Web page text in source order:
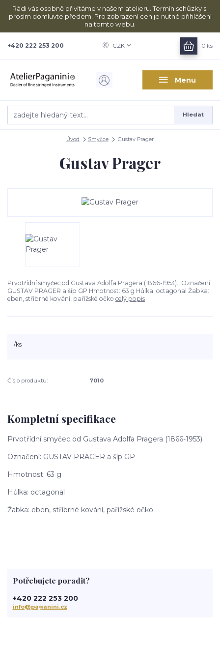
Rádi vás osobně přivítáme v našem atelieru. Termín schůzky si
prosím domluvte předem. Pro zobrazení cen je nutné přihlášení
na tomto webu.
Menu
CZK
Hledat
+420 222 253 200 0 ks
Úvod Smyčce Gustav Prager
Gustav Prager
Prvotřídní smyčec od Gustava Adolfa Pragera (1866-1953). Označení:
GUSTAV PRAGER a šíp GP Hmotnost: 63 g Hůlka: octagonal Žabka:
eben, stříbrné kování, pařížské očko celý popis
/ks
Číslo produktu: 7010
Kompletní specifikace
Prvotřídní smyčec od Gustava Adolfa Pragera (1866-1953).
Označení: GUSTAV PRAGER a šíp GP
Hmotnost: 63 g
Hůlka: octagonal
Žabka: eben, stříbrné kování, pařížské očko
Potřebujete poradit?
+420 222 253 200
info@paganini.cz